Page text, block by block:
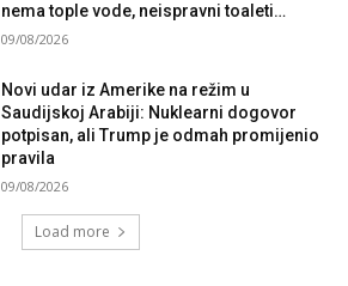
nema tople vode, neispravni toaleti…
09/08/2026
Novi udar iz Amerike na režim u
Saudijskoj Arabiji: Nuklearni dogovor
potpisan, ali Trump je odmah promijenio
pravila
09/08/2026
Load more